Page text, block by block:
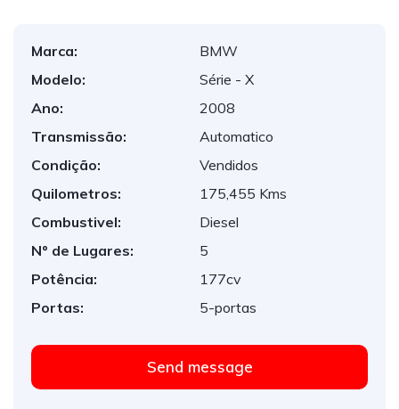
Marca:
BMW
Modelo:
Série - X
Ano:
2008
Transmissão:
Automatico
Condição:
Vendidos
Quilometros:
175,455 Kms
Combustivel:
Diesel
Nº de Lugares:
5
Potência:
177cv
Portas:
5-portas
Send message